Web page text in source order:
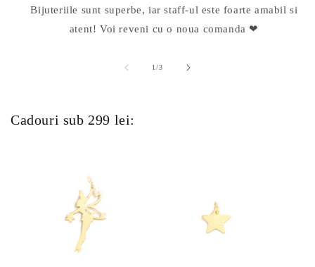
Bijuteriile sunt superbe, iar staff-ul este foarte amabil si
atent! Voi reveni cu o noua comanda ❤
1/din
3
Cadouri sub 299 lei: